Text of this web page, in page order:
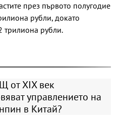
през първото полугодие
рубли, докато
трилиона рубли.
от XIX век
управлението на
в Китай?